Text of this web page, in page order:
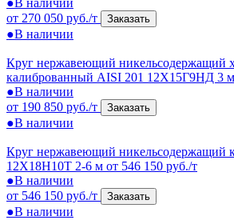
● В наличии
от 270 050 руб./т
Заказать
●В наличии
Круг нержавеющий никельсодержащий
калиброванный AISI 201 12Х15Г9НД 3 м
●В наличии
от 190 850 руб./т
Заказать
●В наличии
Круг нержавеющий никельсодержащий
12Х18Н10Т 2-6 м от 546 150 руб./т
●В наличии
от 546 150 руб./т
Заказать
●В наличии